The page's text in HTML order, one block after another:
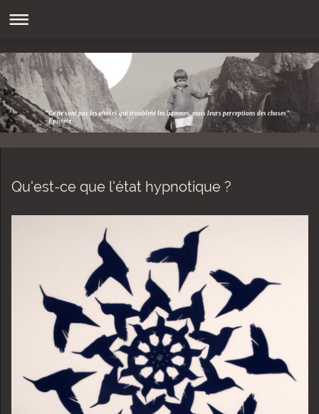
"Ce ne sont pas les choses qui troublent les hommes, mais leurs perceptions des choses"
- Epictète
Qu'est-ce que l'état hypnotique ?